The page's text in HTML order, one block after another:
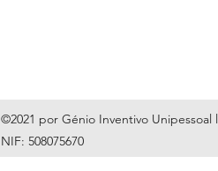
©2021 por Génio Inventivo Unipessoal
NIF: 508075670